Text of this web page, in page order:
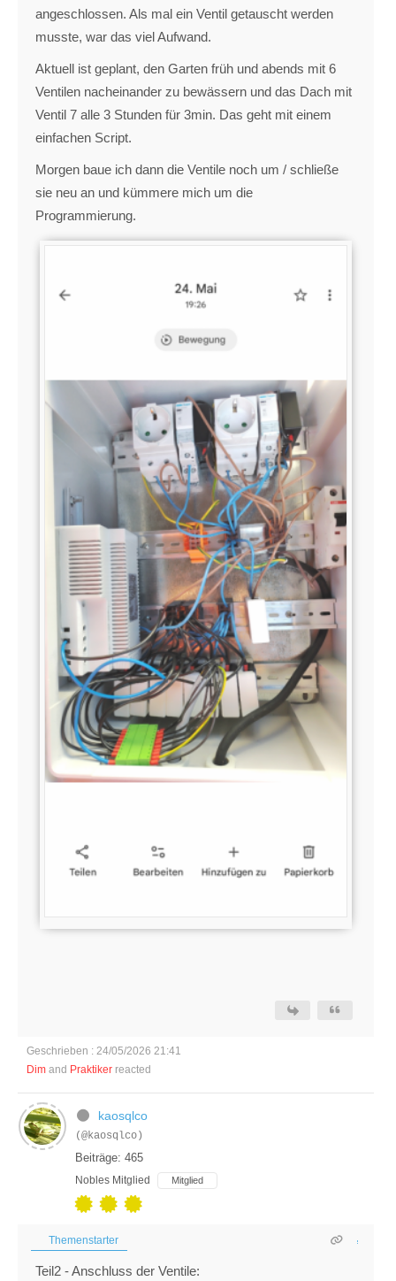
angeschlossen. Als mal ein Ventil getauscht werden
musste, war das viel Aufwand.
Aktuell ist geplant, den Garten früh und abends mit 6
Ventilen nacheinander zu bewässern und das Dach mit
Ventil 7 alle 3 Stunden für 3min. Das geht mit einem
einfachen Script.
Morgen baue ich dann die Ventile noch um / schließe
sie neu an und kümmere mich um die
Programmierung.
Geschrieben : 24/05/2026 21:41
Dim and Praktiker reacted
kaosqlco
(@kaosqlco)
Beiträge: 465
Nobles Mitglied Mitglied
Themenstarter
Teil2 - Anschluss der Ventile: